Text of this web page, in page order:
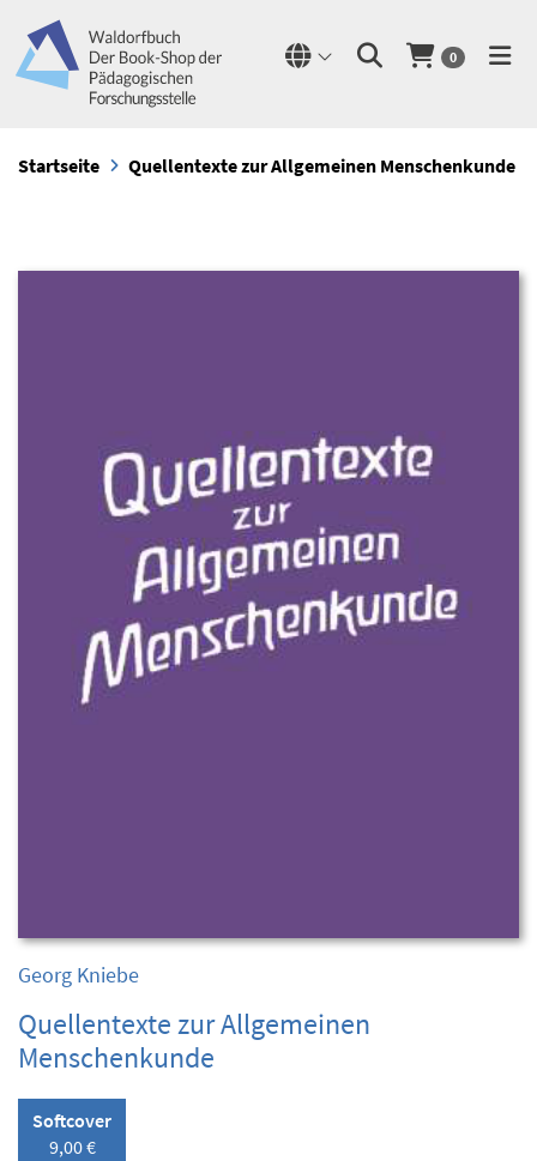
0
Startseite Quellentexte zur Allgemeinen Menschenkunde
Georg Kniebe
Quellentexte zur Allgemeinen
Menschenkunde
Softcover
9,00 €